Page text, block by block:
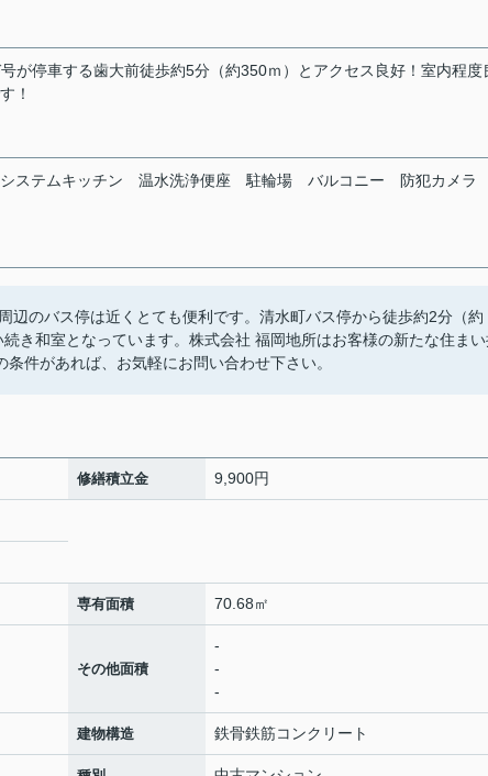
が停車する歯大前徒歩約5分（約350ｍ）とアクセス良好！室内程度
！
システムキッチン 温水洗浄便座 駐輪場 バルコニー
防犯カメラ
辺のバス停は近くとても便利です。清水町バス停から徒歩約2分（約
き和室となっています。株式会社 福岡地所はお客様の新たな住ま
件があれば、お気軽にお問い合わせ下さい。
修繕積立金 9,900円
専有面積 70.68㎡
その他面積
-
-
-
建物構造 鉄骨鉄筋コンクリート